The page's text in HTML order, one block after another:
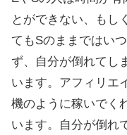
とができない、もし
てもSのままではい
ず、自分が倒れてし
います。アフィリエ
機のように稼いでく
います。自分が倒れ